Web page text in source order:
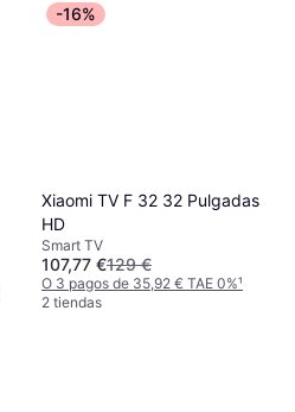
-16%
Xiaomi TV F 32 32 Pulgadas
HD
Smart TV
107,77 €129 €
O 3 pagos de 35,92 € TAE 0%¹
2 tiendas